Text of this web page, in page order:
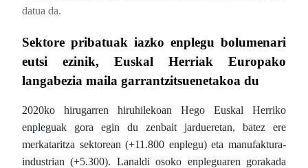
datua da.
Sektore pribatuak iazko enplegu bolumenari
eutsi ezinik, Euskal Herriak Europako
langabezia maila garrantzitsuenetakoa du
2020ko hirugarren hiruhilekoan Hego Euskal Herriko
enpleguak gora egin du zenbait jardueretan, batez ere
merkataritza sektorean (+11.800 enplegu) eta manufaktura-
industrian (+5.300). Lanaldi osoko enpleguaren gorakada